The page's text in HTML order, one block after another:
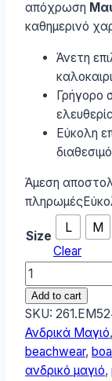
απόχρωση
καθημερινό
Άνετη
Γρήγορο
Εύκολη
Άμεση
πληρωμές
Size
L M
Clear
Emerson
Ανδρικό
Μαγιό
Boardshort
Μαύρο
261.EM524.28-
Add to cart
SKU:
Ανδρικά Μαγιό,
beachwear,
ανδρικό μαγιό,